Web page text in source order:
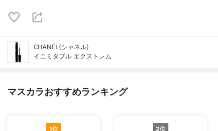
CHANEL(シャネル)
イニミタブル エクストレム
マスカラおすすめランキング
1位 2位